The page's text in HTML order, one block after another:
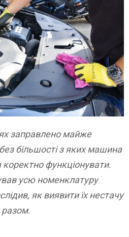
заправлено майже
більшості з яких машина
функціонувати.
усю номенклатуру
як виявити їх нестачу
разом.